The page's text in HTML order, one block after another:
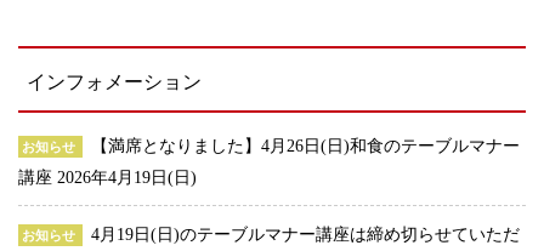
インフォメーション
お知らせ
【満席となりました】4月26日(日)和食のテーブルマナー
講座 2026年4月19日(日)
お知らせ
4月19日(日)のテーブルマナー講座は締め切らせていただ